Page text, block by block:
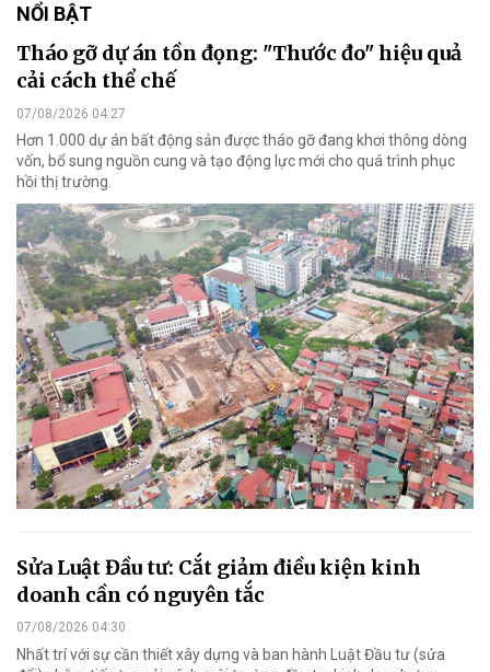
NỔI BẬT
Tháo gỡ dự án tồn đọng: "Thước đo" hiệu quả
cải cách thể chế
07/08/2026 04:27
Hơn 1.000 dự án bất động sản được tháo gỡ đang khơi thông dòng
vốn, bổ sung nguồn cung và tạo động lực mới cho quá trình phục
hồi thị trường.
Sửa Luật Đầu tư: Cắt giảm điều kiện kinh
doanh cần có nguyên tắc
07/08/2026 04:30
Nhất trí với sự cần thiết xây dựng và ban hành Luật Đầu tư (sửa